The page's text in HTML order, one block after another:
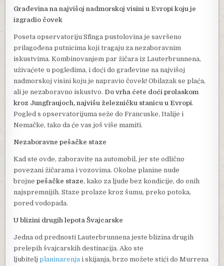
Građevina na najvišoj nadmorskoj visini u Evropi koju je
izgradio čovek
Poseta opservatoriju Sfinga pustolovina je savršeno
prilagođena putnicima koji tragaju za nezaboravnim
iskustvima. Kombinovanjem par žičara iz Lauterbrunnena,
uživaćete u pogledima, i doći do građevine na najvišoj
nadmorskoj visini koju je napravio čovek! Obilazak se plaća,
ali je nezaboravno iskustvo. Do vrha ćete doći prolaskom
kroz Jungfraujoch, najvišu železničku stanicu u Evropi.
Pogled s opservatorijuma seže do Francuske, Italije i
Nemačke, tako da će vas još više mamiti.
Nezaboravne pešačke staze
Kad ste ovde, zaboravite na automobil, jer ste odlično
povezani žičarama i vozovima. Okolne planine nude
brojnepešačke staze, kako za ljude bez kondicije, do onih
najspremnijih. Staze prolaze kroz šumu, preko potoka,
pored vodopada.
U blizini drugih lepota Švajcarske
Jedna od prednosti Lauterbrunnena jeste blizina drugih
prelepih švajcarskih destinacija. Ako ste
ljubiteljplaninarenja i skijanja, brzo možete stići do Murrena